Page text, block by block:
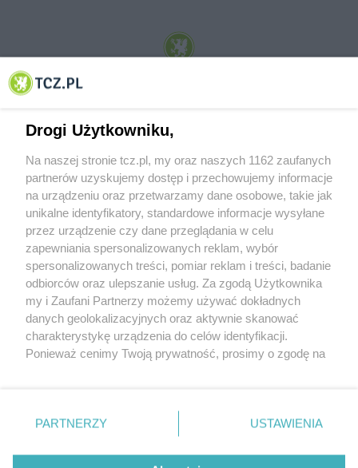
© 2001-2026 Tczew - TCZ.PL Sp. z o.o. Internetowy Serwis Informacyjny Miasta
O FIRMIE POLITYKA PRYWATNOŚCI HOSTING
REKLAMA WSPÓŁPRACA RSS FACEBOOK KONTAKT
Nasze serwisy
Aktualności
Tcz24
Historia miasta
Muzyka i kultura
Archiwum wydarzeń
Zdjęcia miasta
Drogi Użytkowniku,
Na naszej stronie tcz.pl, my oraz naszych 1162 zaufanych
partnerów uzyskujemy dostęp i przechowujemy informacje
na urządzeniu oraz przetwarzamy dane osobowe, takie jak
unikalne identyfikatory, standardowe informacje wysyłane
przez urządzenie czy dane przeglądania w celu
zapewniania spersonalizowanych reklam, wybór
spersonalizowanych treści, pomiar reklam i treści, badanie
odbiorców oraz ulepszanie usług. Za zgodą Użytkownika
my i Zaufani Partnerzy możemy używać dokładnych
danych geolokalizacyjnych oraz aktywnie skanować
charakterystykę urządzenia do celów identyfikacji.
Ponieważ cenimy Twoją prywatność, prosimy o zgodę na
znajdujący się w lewym dolnym rogu strony
. Niektóre
PARTNERZY USTAWIENIA